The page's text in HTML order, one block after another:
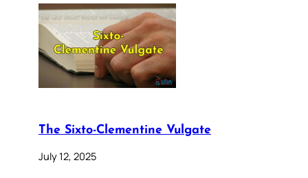
The Sixto-Clementine Vulgate
July 12, 2025